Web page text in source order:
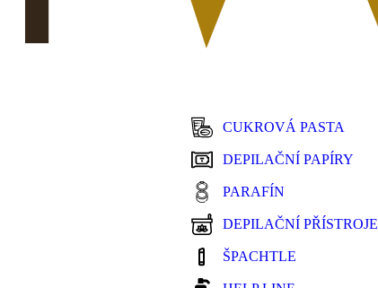
CUKROVÁ PASTA
DEPILAČNÍ PAPÍRY
PARAFÍN
DEPILAČNÍ PŘÍSTROJE
ŠPACHTLE